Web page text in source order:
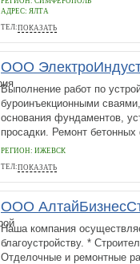
АДРЕС: ЯЛТА
ТЕЛ:ПОКАЗАТЬ
+79788051107
ООО
Выполнение работ по
буроинъекционными
основания фундаментов,
просадки. Ремонт
РЕГИОН: ИЖЕВСК
ТЕЛ:ПОКАЗАТЬ
89225050340
ООО
Наша компания
благоустройству. *
Отделочные и ремонтные